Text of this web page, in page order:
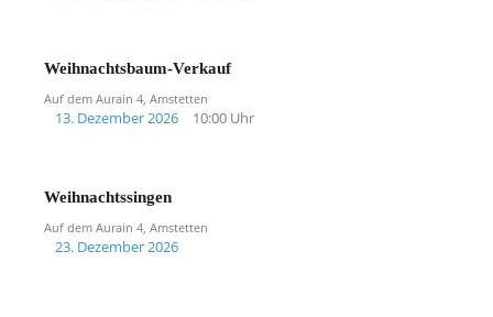
Weihnachtsbaum-Verkauf
Auf dem Aurain 4, Amstetten
13. Dezember 2026 10:00 Uhr
Weihnachtssingen
Auf dem Aurain 4, Amstetten
23. Dezember 2026